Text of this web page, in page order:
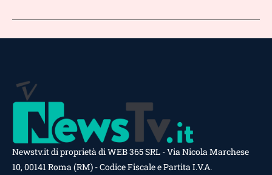
Newstv.it di proprietà di WEB 365 SRL - Via Nicola Marchese
10, 00141 Roma (RM) - Codice Fiscale e Partita I.V.A.